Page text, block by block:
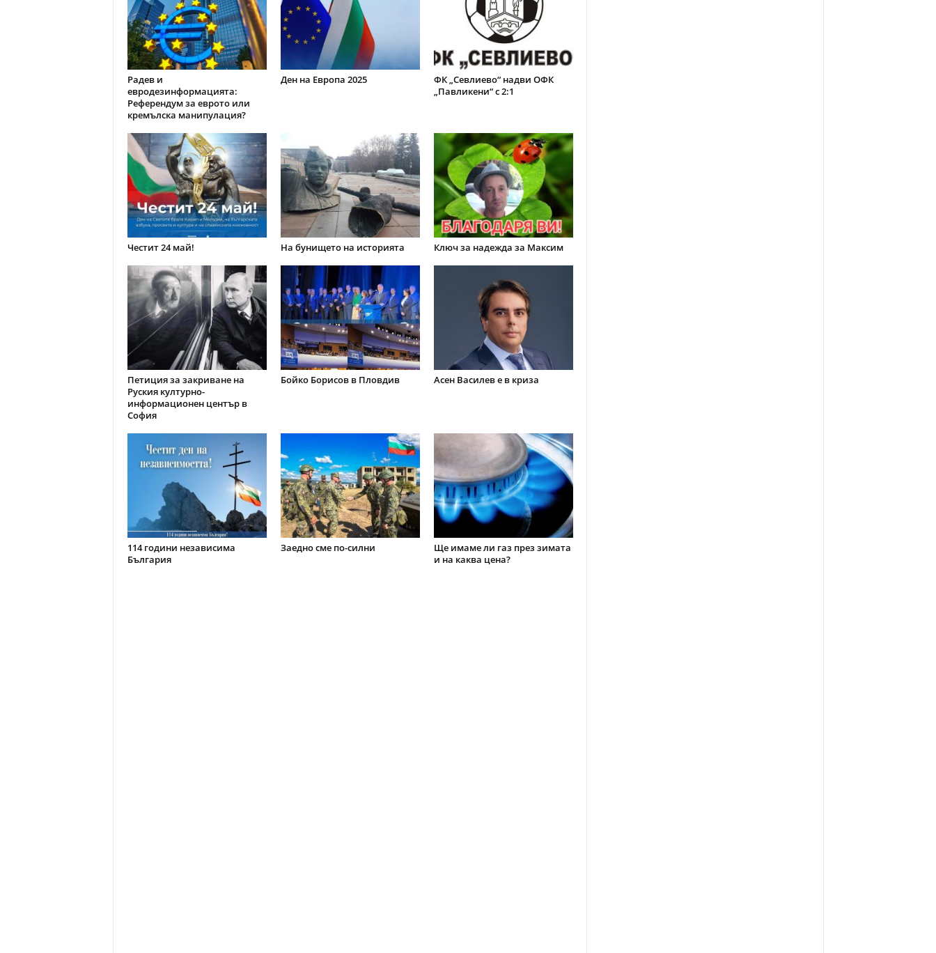
Радев и
евродезинформацията:
Референдум за еврото или
кремълска манипулация?
Ден на Европа 2025
ФК „Севлиево“ надви ОФК
„Павликени“ с 2:1
Честит 24 май! На бунището на историята Ключ за надежда за Максим
Петиция за закриване на
Руския културно-
информационен център в
София
Бойко Борисов в Пловдив Асен Василев е в криза
114 години независима
България
Заедно сме по-силни
Ще имаме ли газ през зимата
и на каква цена?